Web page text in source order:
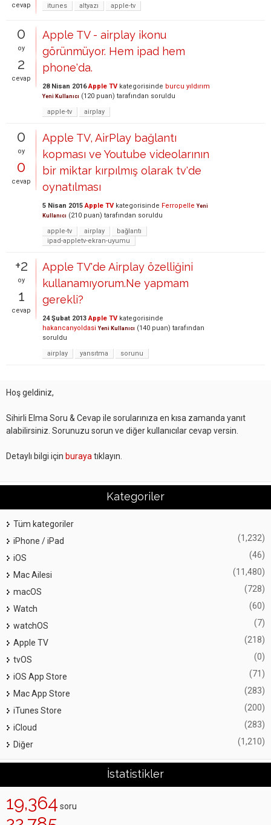
cevap
itunes
altyazı apple-tv
0
oy
2
cevap
Apple TV - airplay ikonu
görünmüyor. Hem ipad hem
phone'da.
28 Nisan 2016 Apple TV kategorisinde burcu yıldırım
Yeni Kullanıcı (120 puan) tarafından soruldu
apple-tv
airplay
0
oy
0
cevap
Apple TV, AirPlay bağlantı
kopması ve Youtube videolarının
bir miktar kırpılmış olarak tv'de
oynatılması
5 Nisan 2015 Apple TV kategorisinde Ferropelle Yeni
Kullanıcı (210 puan) tarafından soruldu
apple-tv
airplay
bağlantı
ipad-appletv-ekran-uyumu
+2
oy
1
cevap
Apple TV'de Airplay özelliğini
kullanamıyorum.Ne yapmam
gerekli?
24 Şubat 2013 Apple TV kategorisinde
hakancanyoldasi Yeni Kullanıcı (140 puan) tarafından
soruldu
airplay
yansıtma sorunu
Hoş geldiniz,
Sihirli Elma Soru & Cevap ile sorularınıza en kısa zamanda yanıt
alabilirsiniz. Sorunuzu sorun ve diğer kullanıcılar cevap versin.
Detaylı bilgi için buraya tıklayın.
Kategoriler
Tüm kategoriler
iPhone / iPad
(1,232)
iOS (46)
Mac Ailesi (11,480)
macOS (728)
Watch (60)
watchOS (7)
Apple TV (218)
tvOS (0)
iOS App Store (71)
Mac App Store (283)
iTunes Store (200)
iCloud (283)
Diğer (1,210)
İstatistikler
19,364 soru